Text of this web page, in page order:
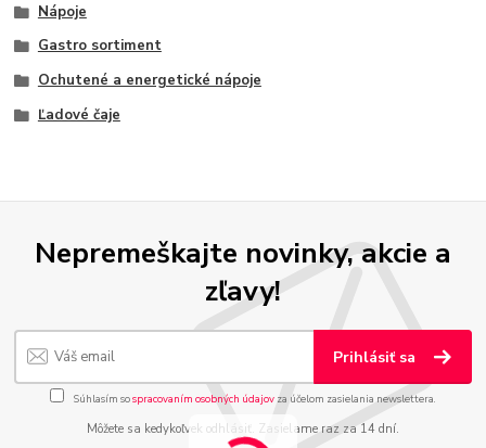
Nápoje
Gastro sortiment
Ochutené a energetické nápoje
Ľadové čaje
Nepremeškajte novinky, akcie a
zľavy!
Prihlásiť sa
Súhlasím sospracovaním osobných údajov za účelom zasielania newslettera.
Môžete sa kedykoľvek odhlásiť. Zasielame raz za 14 dní.